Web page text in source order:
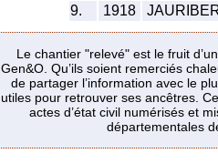
9.
1918
Le chantier "relevé" est le fruit
Gen&O. Qu’ils soient remerciés
de partager l’information avec le
utiles pour retrouver ses ancêtres.
actes d’état civil numérisés et
départementales